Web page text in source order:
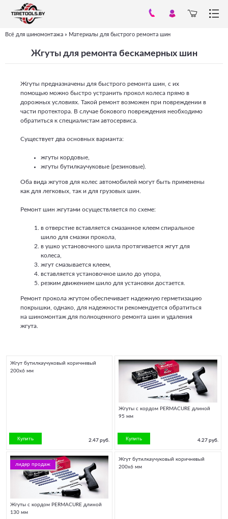
Всё для шиномонтажа » Материалы для быстрого ремонта шин
Жгуты для ремонта бескамерных шин
Жгуты предназначены для быстрого ремонта шин, с их
помощью можно быстро устранить прокол колеса прямо в
дорожных условиях. Такой ремонт возможен при повреждении в
части протектора. В случае бокового повреждения необходимо
обратиться к специалистам автосервиса.
Существует два основных варианта:
жгуты кордовые,
жгуты бутилкаучуковые (резиновые).
Оба вида жгутов для колес автомобилей могут быть применены
как для легковых, так и для грузовых шин.
Ремонт шин жгутами осуществляется по схеме:
в отверстие вставляется смазанное клеем спиральное
шило для смазки прокола,
в ушко установочного шила протягивается жгут для
колеса,
жгут смазывается клеем,
вставляется установочное шило до упора,
резким движением шило для установки достается.
Ремонт прокола жгутом обеспечивает надежную герметизацию
покрышки, однако, для надежности рекомендуется обратиться
на шиномонтаж для полноценного ремонта шин и удаления
жгута.
Жгут бутилкаучуковый коричневый
200х6 мм
2.47 руб.
Жгуты с кордом PERMACURE длиной
95 мм
4.27 руб.
Жгуты с кордом PERMACURE длиной
130 мм
лидер продаж
Жгут бутилкаучуковый коричневый
200х6 мм